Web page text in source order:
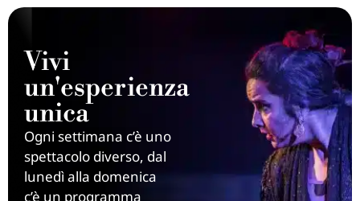
Vivi
un'esperienza
unica
Ogni settimana c’è uno
spettacolo diverso, dal
lunedì alla domenica
c’è un programma